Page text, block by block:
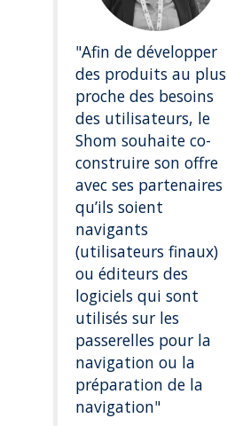
"Afin de développer
des produits au plus
proche des besoins
des utilisateurs, le
Shom souhaite co-
construire son offre
avec ses partenaires
qu’ils soient
navigants
(utilisateurs finaux)
ou éditeurs des
logiciels qui sont
utilisés sur les
passerelles pour la
navigation ou la
préparation de la
navigation"